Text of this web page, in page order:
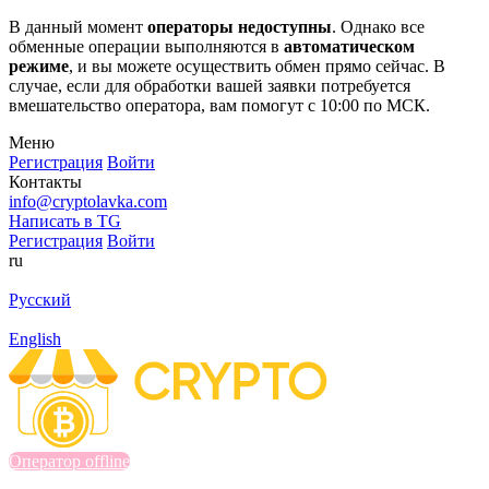
В данный момент операторы недоступны. Однако все
обменные операции выполняются в автоматическом
режиме, и вы можете осуществить обмен прямо сейчас. В
случае, если для обработки вашей заявки потребуется
вмешательство оператора, вам помогут с 10:00 по МСК.
Меню
Регистрация Войти
Контакты
info@cryptolavka.com
Написать в TG
Регистрация Войти
ru
Русский
English
Оператор offline